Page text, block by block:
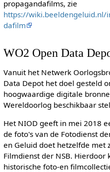
propagandafilms, zie
https://wiki.beeldengeluid.nl/
dafilm
WO2 Open Data
Vanuit het Netwerk
Data Depot het doel gesteld
hoogwaardige digitale
Wereldoorlog beschikbaar
Het NIOD geeft in mei 2018
de foto's van de Fotodienst
en Geluid doet hetzelfde met
Filmdienst der NSB.
historische foto-en